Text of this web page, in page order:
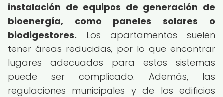
instalación de equipos de generación de
bioenergía, como paneles solares o
biodigestores. Los apartamentos suelen
tener áreas reducidas, por lo que encontrar
lugares adecuados para estos sistemas
puede ser complicado. Además, las
regulaciones municipales y de los edificios